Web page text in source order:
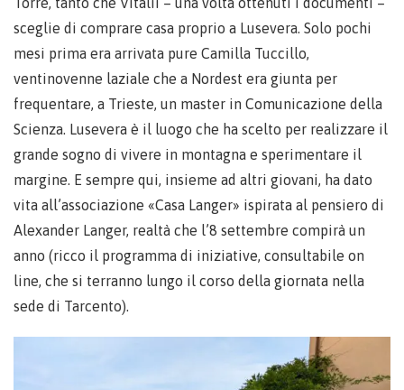
sceglie di comprare casa proprio a Lusevera. Solo pochi
mesi prima era arrivata pure Camilla Tuccillo,
ventinovenne laziale che a Nordest era giunta per
frequentare, a Trieste, un master in Comunicazione della
Scienza. Lusevera è il luogo che ha scelto per realizzare il
grande sogno di vivere in montagna e sperimentare il
margine. E sempre qui, insieme ad altri giovani, ha dato
vita all’associazione «Casa Langer» ispirata al pensiero di
Alexander Langer, realtà che l’8 settembre compirà un
anno (ricco il programma di iniziative, consultabile on
line, che si terranno lungo il corso della giornata nella
sede di Tarcento).